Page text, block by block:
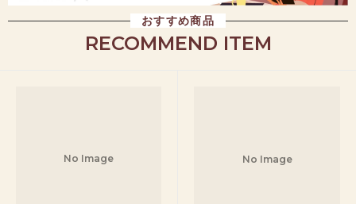
おすすめ商品
RECOMMEND ITEM
No Image No Image